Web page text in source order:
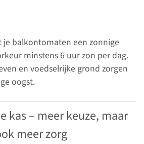
je balkontomaten een zonnige
minstens 6 uur zon per dag.
en voedselrijke grond zorgen
oogst.
kas – meer keuze, maar
meer zorg